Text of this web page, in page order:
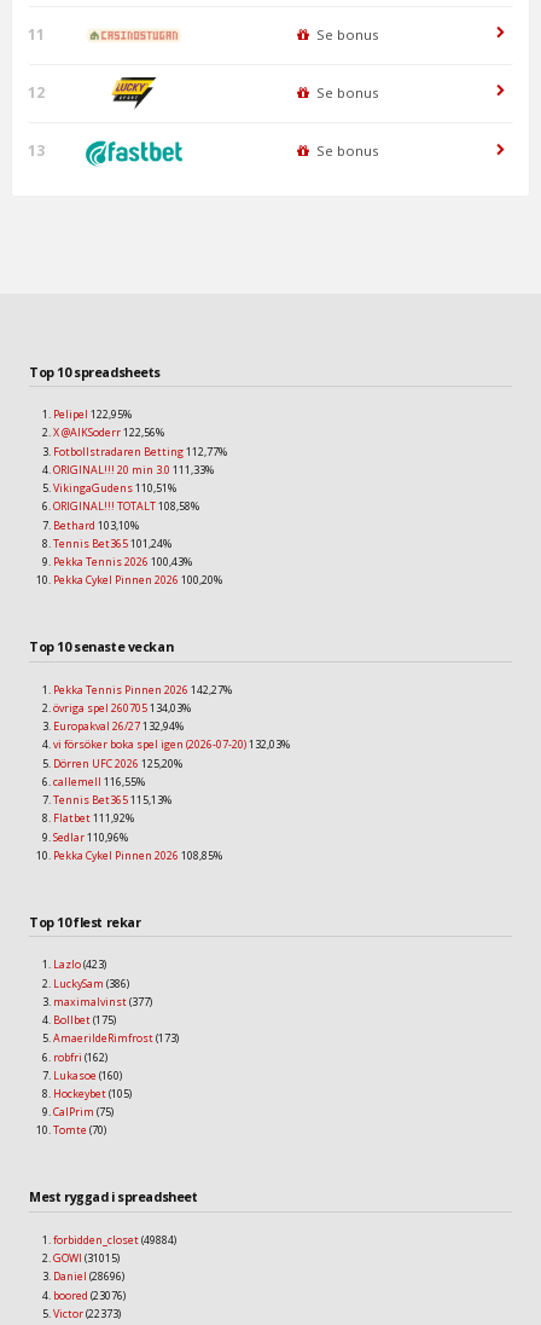
11 Se bonus
12 Se bonus
13 Se bonus
Top 10 spreadsheets
Pelipel 122,95%
X @AIKSoderr122,56%
Fotbollstradaren Betting112,77%
ORIGINAL!!! 20 min 3.0 111,33%
VikingaGudens110,51%
ORIGINAL!!! TOTALT108,58%
Bethard 103,10%
Tennis Bet365101,24%
Pekka Tennis 2026 100,43%
Pekka Cykel Pinnen 2026 100,20%
Top 10 senaste veckan
Pekka Tennis Pinnen 2026 142,27%
övriga spel 260705134,03%
Europakval 26/27132,94%
vi försöker boka spel igen (2026-07-20)132,03%
Dörren UFC 2026 125,20%
callemell 116,55%
Tennis Bet365115,13%
Flatbet111,92%
Sedlar110,96%
Pekka Cykel Pinnen 2026 108,85%
Top 10 flest rekar
Lazlo(423)
LuckySam (386)
maximalvinst(377)
Bollbet(175)
AmaerildeRimfrost(173)
robfri (162)
Lukasoe (160)
Hockeybet(105)
CalPrim (75)
Tomte (70)
Mest ryggad i spreadsheet
forbidden_closet(49884)
GOWI (31015)
Daniel (28696)
boored (23076)
Victor(22373)